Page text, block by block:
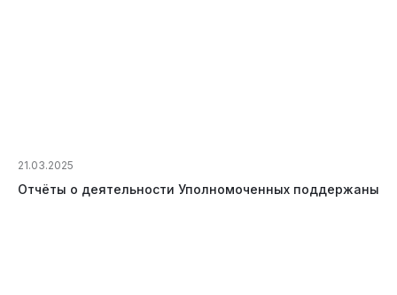
21.03.2025
Отчёты о деятельности Уполномоченных поддержаны